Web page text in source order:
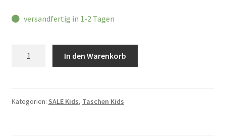
CHF 29.00CHF 19.00.
versandfertig in 1-2 Tagen
In den Warenkorb
Kategorien: SALE Kids, Taschen Kids